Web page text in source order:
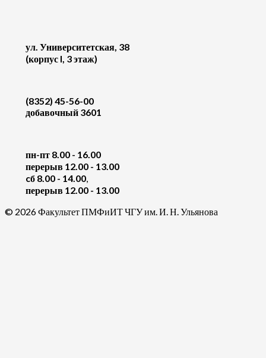
ул. Университетская, 38
(корпус I, 3 этаж)
(8352) 45-56-00
добавочный 3601
пн-пт 8.00 - 16.00
перерыв 12.00 - 13.00
cб 8.00 - 14.00,
перерыв 12.00 - 13.00
© 2026 Факультет ПМФиИТ ЧГУ им. И. Н. Ульянова